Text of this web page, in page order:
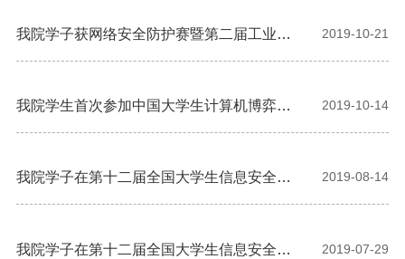
我院学子获网络安全防护赛暨第二届工业互
联网安全大赛一等奖
2019-10-21
我院学生首次参加中国大学生计算机博弈大
赛并获奖
2019-10-14
我院学子在第十二届全国大学生信息安全竞
赛作品赛总决赛上获得三等奖
2019-08-14
我院学子在第十二届全国大学生信息安全竞
2019-07-29